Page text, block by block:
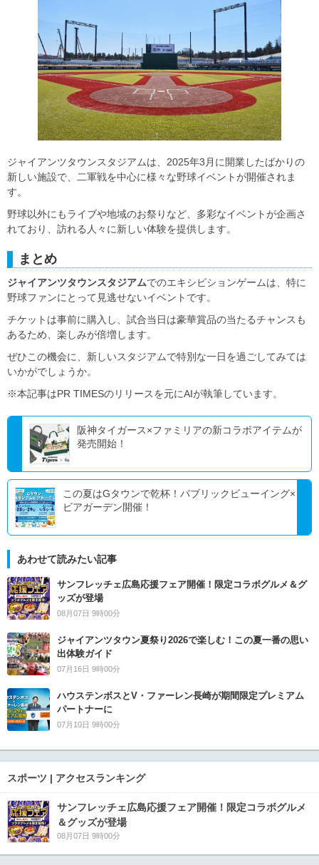
ジャイアンツタウンスタジアムは、2025年3月に開業したばかりの
新しい施設で、二軍戦を中心に様々な野球イベントが開催されま
す。
野球以外にもライブや地域のお祭りなど、多彩なイベントが企画さ
れており、訪れる人々に新しい体験を提供します。
まとめ
ジャイアンツタウンスタジアムでのエキシビションゲームは、特に
野球ファンにとって見逃せないイベントです。
チケットは事前に購入し、試合当日は豪華賞品の当たるチャンスも
あるため、楽しみが倍増します。
ぜひこの機会に、新しいスタジアムで特別な一日を過ごしてみては
いかがでしょうか。
※本記事はPR TIMESのリリースを元にAIが執筆しています。
阪神タイガース×ファミリアの新コラボアイテムが
発売開始！
この夏はGタウンで乾杯！パブリックビューイング×
ビアガーデン開催！
あわせて読みたい記事
サンフレッチェ広島応援フェア開催！限定コラボグルメ＆グ
ッズが登場
08月07日 9時00分
ジャイアンツタウン夏祭り2026で楽しむ！この夏一番の思い
出体験ガイド
07月16日 9時00分
ハウステンボスとV・ファーレン長崎が期間限定プレミアム
パートナーに
07月10日 9時00分
スポーツ | アクセスランキング
サンフレッチェ広島応援フェア開催！限定コラボグルメ
＆グッズが登場
08月07日 9時00分